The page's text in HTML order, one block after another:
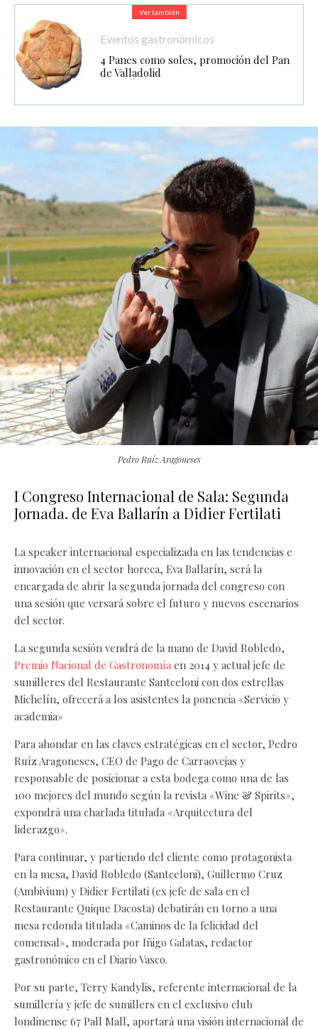
Ver también
Eventos gastronómicos
4 Panes como soles, promoción del Pan
de Valladolid
Pedro Ruíz Aragoneses
I Congreso Internacional de Sala: Segunda
Jornada. de Eva Ballarín a Didier Fertilati
La speaker internacional especializada en las tendencias e
innovación en el sector horeca, Eva Ballarín, será la
encargada de abrir la segunda jornada del congreso con
una sesión que versará sobre el futuro y nuevos escenarios
del sector.
La segunda sesión vendrá de la mano de David Robledo,
Premio Nacional de Gastronomía en 2014 y actual jefe de
sumilleres del Restaurante Santceloni con dos estrellas
Michelín, ofrecerá a los asistentes la ponencia «Servicio y
academia»
Para ahondar en las claves estratégicas en el sector, Pedro
Ruíz Aragoneses, CEO de Pago de Carraovejas y
responsable de posicionar a esta bodega como una de las
100 mejores del mundo según la revista «Wine & Spirits»,
expondrá una charlada titulada «Arquitectura del
liderazgo».
Para continuar, y partiendo del cliente como protagonista
en la mesa, David Robledo (Santceloni), Guillermo Cruz
(Ambivium) y Didier Fertilati (ex jefe de sala en el
Restaurante Quique Dacosta) debatirán en torno a una
mesa redonda titulada «Caminos de la felicidad del
comensal», moderada por Iñigo Galatas, redactor
gastronómico en el Diario Vasco.
Por su parte, Terry Kandylis, referente internacional de la
sumillería y jefe de sumillers en el exclusivo club
londinense 67 Pall Mall, aportará una visión internacional de